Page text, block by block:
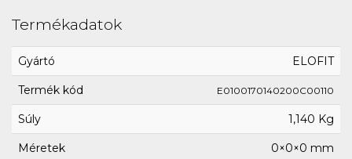
Termékadatok
Gyártó ELOFIT
Termék kód E0100170140200C00110
Súly 1,140 Kg
Méretek 0×0×0 mm